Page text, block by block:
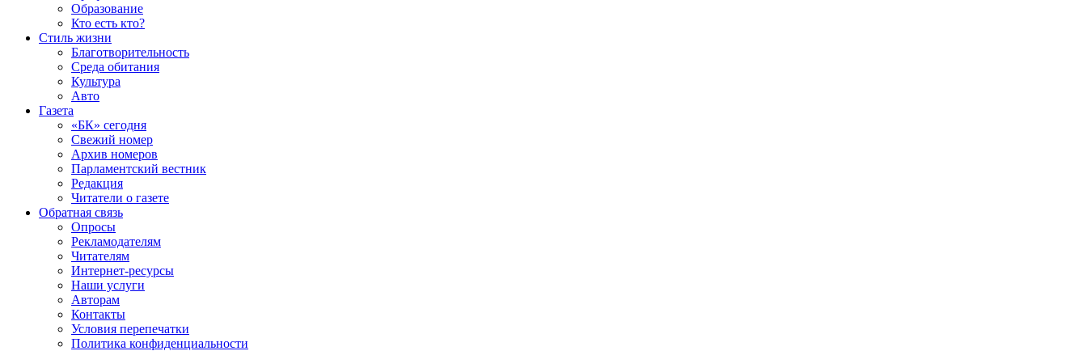
Образование
Кто есть кто?
Стиль жизни
Благотворительность
Среда обитания
Культура
Авто
Газета
«БК» сегодня
Свежий номер
Архив номеров
Парламентский вестник
Редакция
Читатели о газете
Обратная связь
Опросы
Рекламодателям
Читателям
Интернет-ресурсы
Наши услуги
Авторам
Контакты
Условия перепечатки
Политика конфиденциальности